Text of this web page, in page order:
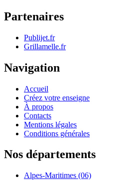
Partenaires
Publijet.fr
Grillamelle.fr
Navigation
Accueil
Créez votre enseigne
À propos
Contacts
Mentions légales
Conditions générales
Nos départements
Alpes-Maritimes (06)